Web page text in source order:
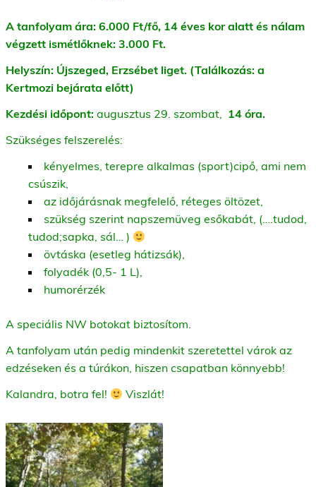
A tanfolyam ára: 6.000 Ft/fő, 14 éves kor alatt és nálam
végzett ismétlőknek: 3.000 Ft.
Helyszín: Újszeged, Erzsébet liget. (Találkozás: a
Kertmozi bejárata előtt)
Kezdési időpont: augusztus 29. szombat, 14 óra.
Szükséges felszerelés:
kényelmes, terepre alkalmas (sport)cipő, ami nem
csúszik,
az időjárásnak megfelelő, réteges öltözet,
szükség szerint napszemüveg esőkabát, (….tudod,
tudod;sapka, sál… )
övtáska (esetleg hátizsák),
folyadék (0,5- 1 L),
humorérzék
A speciális NW botokat biztosítom.
A tanfolyam után pedig mindenkit szeretettel várok az
edzéseken és a túrákon, hiszen csapatban könnyebb!
Kalandra, botra fel!
Viszlát!